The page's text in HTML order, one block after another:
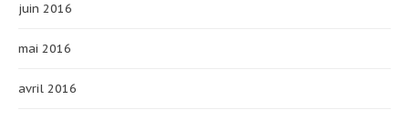
juin 2016
mai 2016
avril 2016